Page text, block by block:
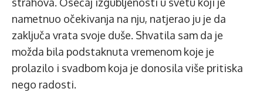
nametnuo očekivanja na nju, natjerao ju je da
zaključa vrata svoje duše. Shvatila sam da je
možda bila podstaknuta vremenom koje je
prolazilo i svadbom koja je donosila više pritiska
nego radosti.